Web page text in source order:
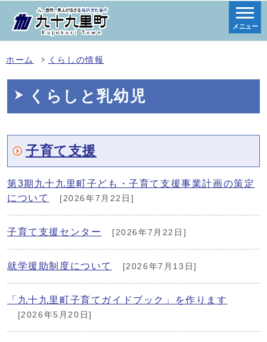
メニュー
ホーム くらしの情報
くらしと乳幼児
子育て支援
第3期九十九里町子ども・子育て支援事業計画の策定
について
[2026年7月22日]
子育て支援センター [2026年7月22日]
就学援助制度について [2026年7月13日]
「九十九里町子育てガイドブック」を作ります
[2026年5月20日]